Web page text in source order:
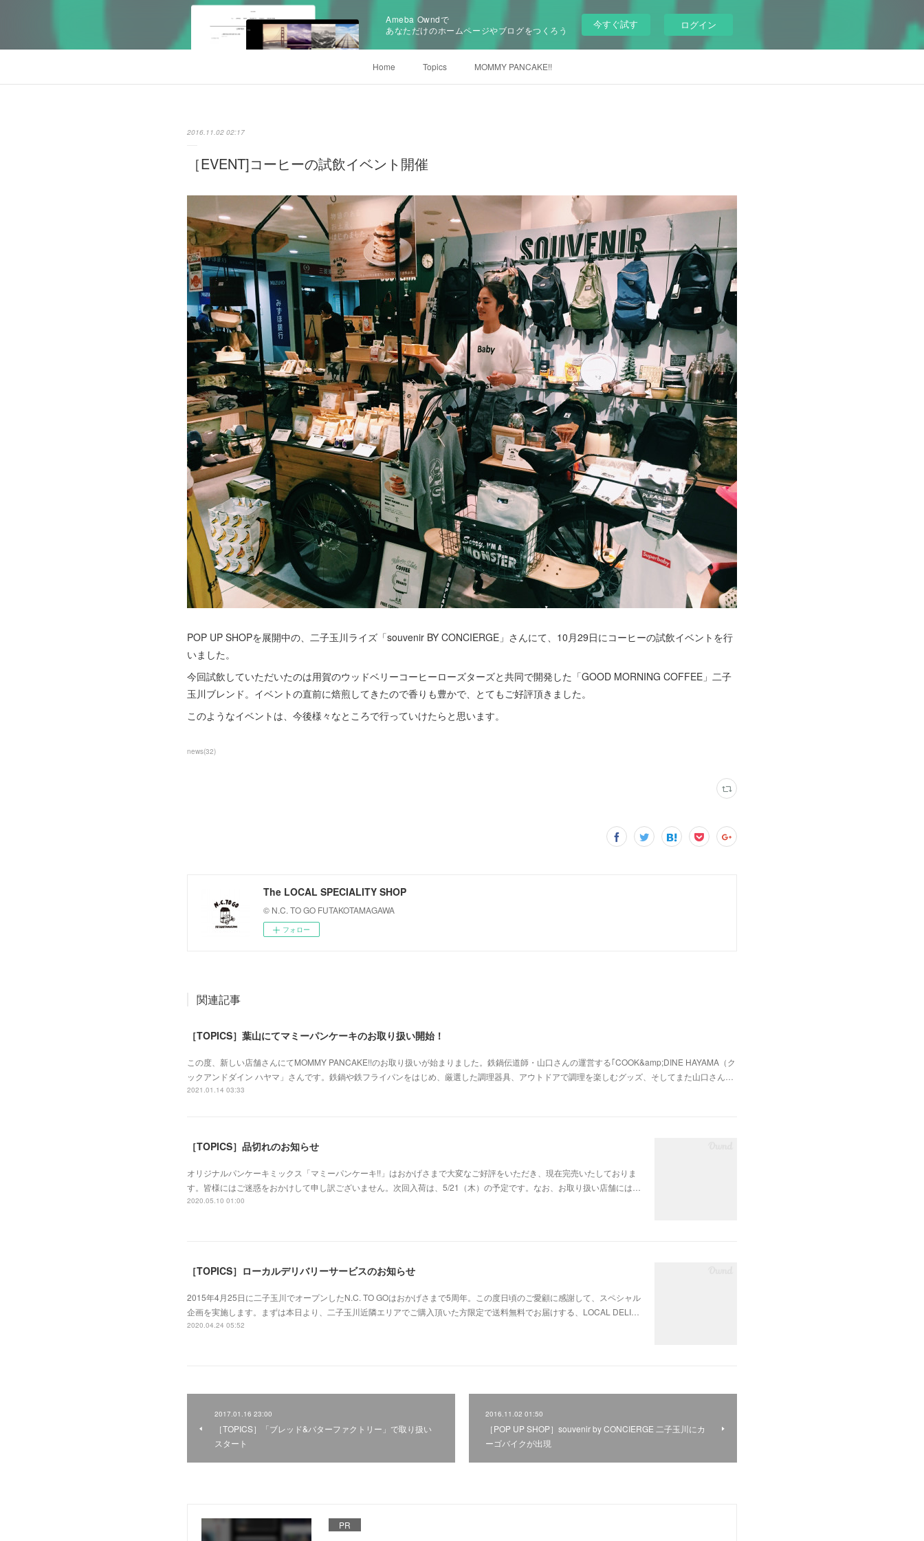
Ameba Owndで
あなただけのホームページやブログをつくろう
今すぐ試す ログイン
Home Topics MOMMY PANCAKE!!
2016.11.02 02:17
［EVENT]コーヒーの試飲イベント開催
POP UP SHOPを展開中の、二子玉川ライズ「souvenir BY CONCIERGE」さんにて、10月29日にコーヒーの試飲イベントを行
いました。
今回試飲していただいたのは用賀のウッドベリーコーヒーローズターズと共同で開発した「GOOD MORNING COFFEE」二子
玉川ブレンド。イベントの直前に焙煎してきたので香りも豊かで、とてもご好評頂きました。
このようなイベントは、今後様々なところで行っていけたらと思います。
news(32)
The LOCAL SPECIALITY SHOP
© N.C. TO GO FUTAKOTAMAGAWA
フォロー
関連記事
［TOPICS］葉山にてマミーパンケーキのお取り扱い開始！
この度、新しい店舗さんにてMOMMY PANCAKE!!のお取り扱いが始まりました。鉄鍋伝道師・山口さんの運営する｢COOK&amp;DINE HAYAMA（ク
ックアンドダイン ハヤマ」さんです。鉄鍋や鉄フライパンをはじめ、厳選した調理器具、アウトドアで調理を楽しむグッズ、そしてまた山口さん…
2021.01.14 03:33
［TOPICS］品切れのお知らせ
オリジナルパンケーキミックス「マミーパンケーキ!!」はおかげさまで大変なご好評をいただき、現在完売いたしておりま
す。皆様にはご迷惑をおかけして申し訳ございません。次回入荷は、5/21（木）の予定です。なお、お取り扱い店舗には…
2020.05.10 01:00
［TOPICS］ローカルデリバリーサービスのお知らせ
2015年4月25日に二子玉川でオープンしたN.C. TO GOはおかげさまで5周年。この度日頃のご愛顧に感謝して、スペシャル
企画を実施します。まずは本日より、二子玉川近隣エリアでご購入頂いた方限定で送料無料でお届けする、LOCAL DELI…
2020.04.24 05:52
2017.01.16 23:00
［TOPICS］「ブレッド&バターファクトリー」で取り扱い
スタート
2016.11.02 01:50
［POP UP SHOP］souvenir by CONCIERGE 二子玉川にカ
ーゴバイクが出現
PR